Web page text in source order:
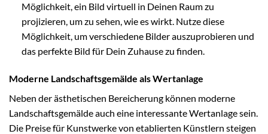
Möglichkeit, ein Bild virtuell in Deinen Raum zu
projizieren, um zu sehen, wie es wirkt. Nutze diese
Möglichkeit, um verschiedene Bilder auszuprobieren und
das perfekte Bild für Dein Zuhause zu finden.
Moderne Landschaftsgemälde als Wertanlage
Neben der ästhetischen Bereicherung können moderne
Landschaftsgemälde auch eine interessante Wertanlage sein.
Die Preise für Kunstwerke von etablierten Künstlern steigen